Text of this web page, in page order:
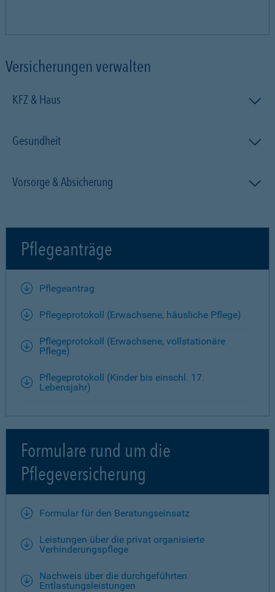
Versicherungen verwalten
KFZ & Haus
Gesundheit
Vorsorge & Absicherung
Pflegeanträge
Pflegeantrag
Pflegeprotokoll (Erwachsene, häusliche Pflege)
Pflegeprotokoll (Erwachsene, vollstationäre
Pflege)
Pflegeprotokoll (Kinder bis einschl. 17.
Lebensjahr)
Formulare rund um die
Pflegeversicherung
Formular für den Beratungseinsatz
Leistungen über die privat organisierte
Verhinderungspflege
Nachweis über die durchgeführten
Entlastungsleistungen